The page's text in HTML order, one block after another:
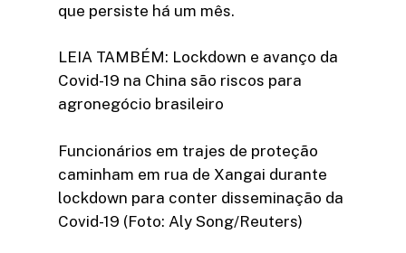
que persiste há um mês.
LEIA TAMBÉM: Lockdown e avanço da
Covid-19 na China são riscos para
agronegócio brasileiro
Funcionários em trajes de proteção
caminham em rua de Xangai durante
lockdown para conter disseminação da
Covid-19 (Foto: Aly Song/Reuters)